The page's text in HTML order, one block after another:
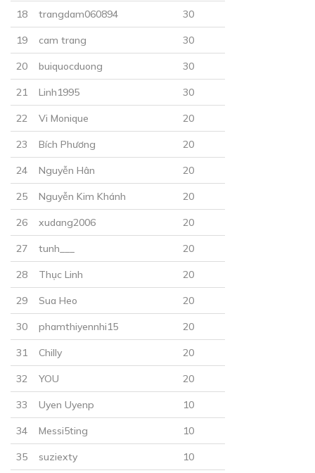
CHƯƠNG 23
Phân chó và món quà
CHƯƠNG 24
21/12/2018
18 trangdam060894 30
19 cam trang 30
20 buiquocduong 30
21 Linh1995 30
22 Vi Monique 20
23 Bích Phương 20
24 Nguyễn Hân 20
25 Nguyễn Kim Khánh 20
26 xudang2006 20
27 tunh___ 20
28 Thục Linh 20
29 Sua Heo 20
30 phamthiyennhi15 20
31 Chilly 20
32 YOU 20
33 Uyen Uyenp 10
34 Messi5ting 10
35 suziexty 10